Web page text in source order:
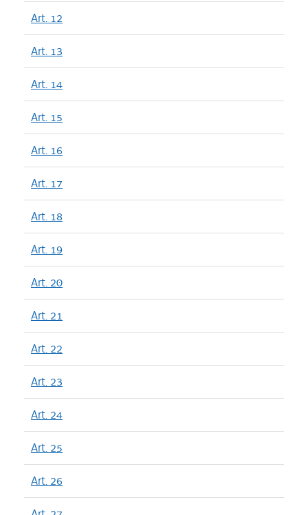
Art. 12
Art. 13
Art. 14
Art. 15
Art. 16
Art. 17
Art. 18
Art. 19
Art. 20
Art. 21
Art. 22
Art. 23
Art. 24
Art. 25
Art. 26